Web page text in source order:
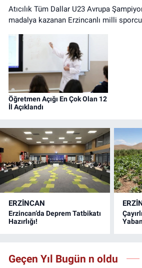
Atıcılık Tüm Dallar U23 Avrupa
madalya kazanan Erzincanlı milli
Öğretmen Açığı En Çok Olan 12
İl Açıklandı
ERZINCAN
Erzincan’da Deprem Tatbikatı
Hazırlığı!
Geçen Yıl Bugün n oldu